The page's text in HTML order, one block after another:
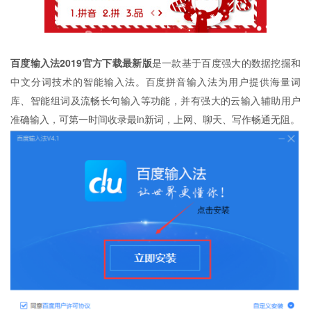
百度输入法2019官方下载最新版是一款基于百度强大的数据挖掘和
中文分词技术的智能输入法。百度拼音输入法为用户提供海量词
库、智能组词及流畅长句输入等功能，并有强大的云输入辅助用户
准确输入，可第一时间收录最in新词，上网、聊天、写作畅通无阻。